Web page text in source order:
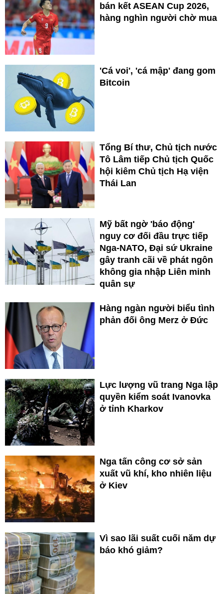
bán kết ASEAN Cup 2026,
hàng nghìn người chờ mua
'Cá voi', 'cá mập' đang gom
Bitcoin
Tổng Bí thư, Chủ tịch nước
Tô Lâm tiếp Chủ tịch Quốc
hội kiêm Chủ tịch Hạ viện
Thái Lan
Mỹ bất ngờ 'báo động'
nguy cơ đối đầu trực tiếp
Nga-NATO, Đại sứ Ukraine
gây tranh cãi về phát ngôn
không gia nhập Liên minh
quân sự
Hàng ngàn người biểu tình
phản đối ông Merz ở Đức
Lực lượng vũ trang Nga lập
quyền kiểm soát Ivanovka
ở tỉnh Kharkov
Nga tấn công cơ sở sản
xuất vũ khí, kho nhiên liệu
ở Kiev
Vì sao lãi suất cuối năm dự
báo khó giảm?